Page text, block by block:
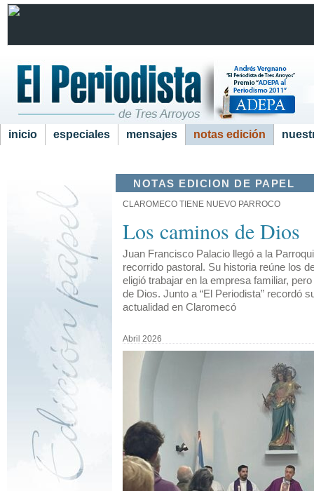
inicio especiales mensajes notas edición
NOTAS EDICION DE PAPEL
CLAROMECO TIENE NUEVO PARROCO
Los caminos de Dios
Juan Francisco Palacio llegó a la
recorrido pastoral. Su historia reúne los
eligió trabajar en la empresa familiar,
de Dios. Junto a “El Periodista” recordó
actualidad en Claromecó
Abril 2026